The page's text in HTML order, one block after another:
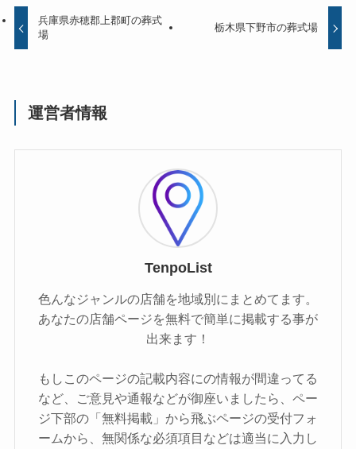
兵庫県赤穂郡上郡町の葬式
場
栃木県下野市の葬式場
運営者情報
TenpoList
色んなジャンルの店舗を地域別にまとめてます。
あなたの店舗ページを無料で簡単に掲載する事が
出来ます！
もしこのページの記載内容にの情報が間違ってる
など、ご意見や通報などが御座いましたら、ペー
ジ下部の「無料掲載」から飛ぶページの受付フォ
ームから、無関係な必須項目などは適当に入力し